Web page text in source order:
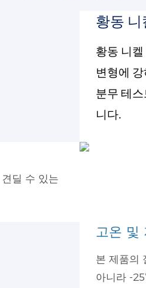
황동 니
황동 니
변형에
분무 테
니다.
딜 수 있는
고온 및
본 제품의
아니라 -